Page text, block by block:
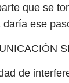
que se
ese
de